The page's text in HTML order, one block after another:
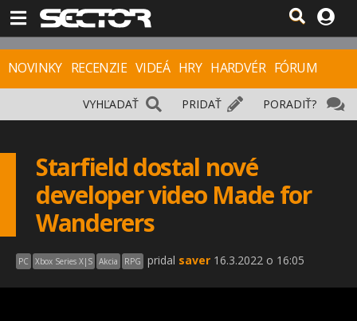
NOVINKY RECENZIE VIDEÁ HRY HARDVÉR FÓRUM
PORADIŤ?
PRIDAŤ
VYHĽADAŤ
Starfield dostal nové
developer video Made for
Wanderers
PC Xbox Series X|S Akcia RPG pridal saver 16.3.2022 o 16:05